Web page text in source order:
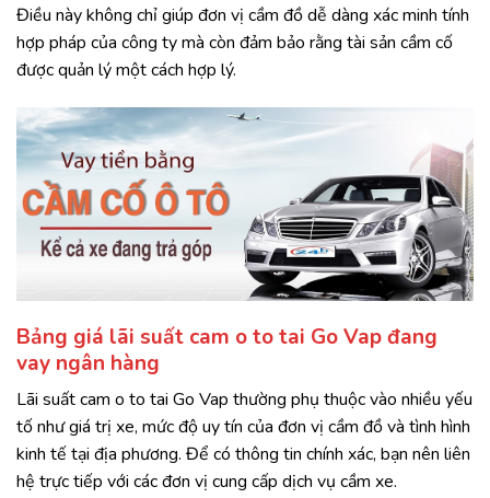
Điều này không chỉ giúp đơn vị cầm đồ dễ dàng xác minh tính
hợp pháp của công ty mà còn đảm bảo rằng tài sản cầm cố
được quản lý một cách hợp lý.
Bảng giá lãi suất cam o to tai Go Vap đang
vay ngân hàng
Lãi suất cam o to tai Go Vap thường phụ thuộc vào nhiều yếu
tố như giá trị xe, mức độ uy tín của đơn vị cầm đồ và tình hình
kinh tế tại địa phương. Để có thông tin chính xác, bạn nên liên
hệ trực tiếp với các đơn vị cung cấp dịch vụ cầm xe.